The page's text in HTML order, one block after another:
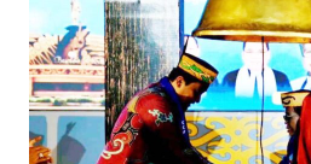
n
d
l
y